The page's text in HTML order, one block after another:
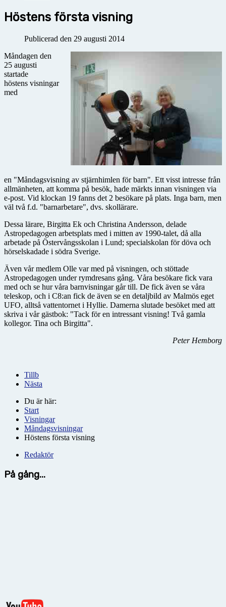
Höstens första visning
Publicerad den 29 augusti 2014
Måndagen den
25 augusti
startade
höstens visningar
med
en "Måndagsvisning av stjärnhimlen för barn". Ett visst intresse från
allmänheten, att komma på besök, hade märkts innan visningen via
e-post. Vid klockan 19 fanns det 2 besökare på plats. Inga barn, men
väl två f.d. "barnarbetare", dvs. skollärare.
Dessa lärare, Birgitta Ek och Christina Andersson, delade
Astropedagogen arbetsplats med i mitten av 1990-talet, då alla
arbetade på Östervångsskolan i Lund; specialskolan för döva och
hörselskadade i södra Sverige.
Även vår medlem Olle var med på visningen, och stöttade
Astropedagogen under rymdresans gång. Våra besökare fick vara
med och se hur våra barnvisningar går till. De fick även se våra
teleskop, och i C8:an fick de även se en detaljbild av Malmös eget
UFO, alltså vattentornet i Hyllie. Damerna slutade besöket med att
skriva i vår gästbok: "Tack för en intressant visning! Två gamla
kollegor. Tina och Birgitta".
Peter Hemborg
Tillb
Nästa
Du är här:
Start
Visningar
Måndagsvisningar
Höstens första visning
Redaktör
På gång...